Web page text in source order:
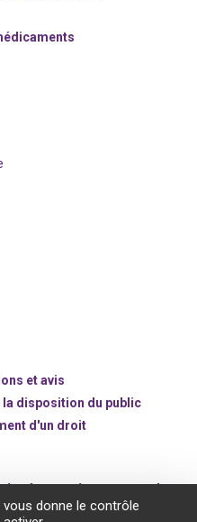
et avis
disposition du public
d'un droit
à caractère personnel
donne le contrôle